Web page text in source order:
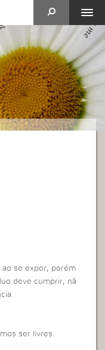
ao se expor, porém
deve cumprir, nã
ser livres.